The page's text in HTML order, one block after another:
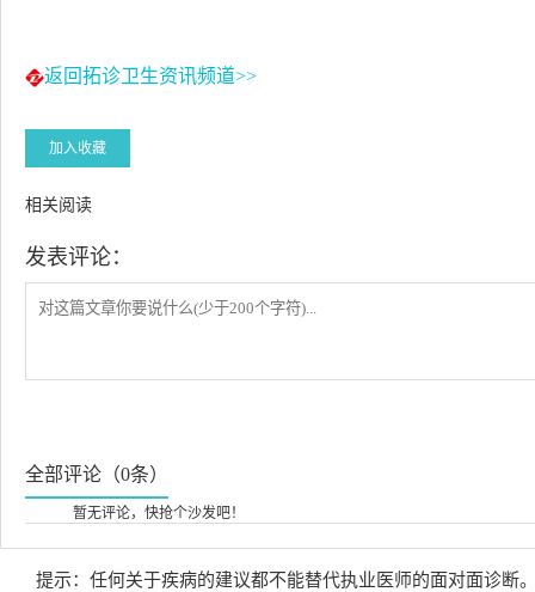
返回拓诊卫生资讯频道>>
加入收藏
相关阅读
发表评论：
全部评论（0条）
暂无评论，快抢个沙发吧！
提示：任何关于疾病的建议都不能替代执业医师的面对面诊断